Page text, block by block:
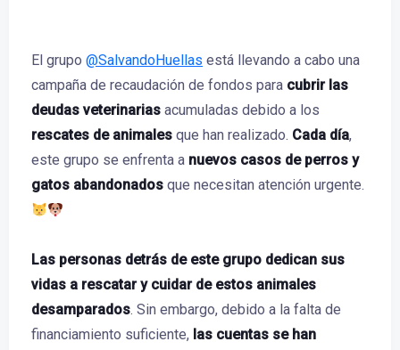
El grupo @SalvandoHuellas está llevando a cabo una
campaña de recaudación de fondos para cubrir las
deudas veterinarias acumuladas debido a los
rescates de animales que han realizado. Cada día,
este grupo se enfrenta a nuevos casos de perros y
gatos abandonados que necesitan atención urgente.
Las personas detrás de este grupo dedican sus
vidas a rescatar y cuidar de estos animales
desamparados. Sin embargo, debido a la falta de
financiamiento suficiente, las cuentas se han